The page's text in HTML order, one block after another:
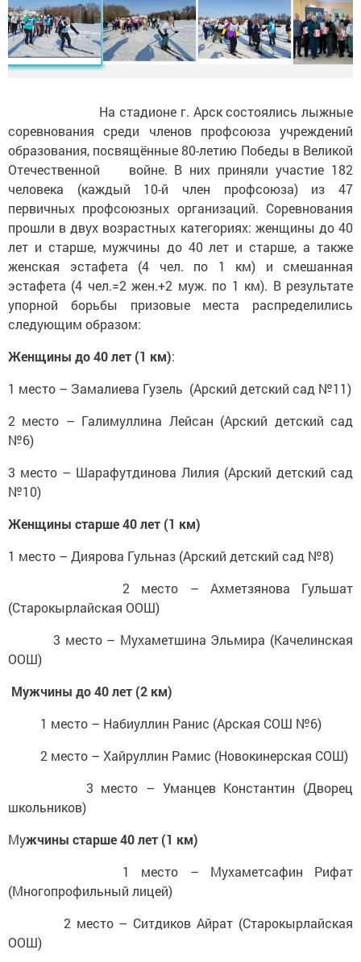
На стадионе г. Арск состоялись лыжные
соревнования среди членов профсоюза учреждений
образования, посвящённые 80-летию Победы в Великой
Отечественной войне. В них приняли участие 182
человека (каждый 10-й член профсоюза) из 47
первичных профсоюзных организаций. Соревнования
прошли в двух возрастных категориях: женщины до 40
лет и старше, мужчины до 40 лет и старше, а также
женская эстафета (4 чел. по 1 км) и смешанная
эстафета (4 чел.=2 жен.+2 муж. по 1 км). В результате
упорной борьбы призовые места распределились
следующим образом:
Женщины до 40 лет (1 км):
1 место – Замалиева Гузель (Арский детский сад №11)
2 место – Галимуллина Лейсан (Арский детский сад
№6)
3 место – Шарафутдинова Лилия (Арский детский сад
№10)
Женщины старше 40 лет (1 км)
1 место – Диярова Гульназ (Арский детский сад №8)
2 место – Ахметзянова Гульшат
(Старокырлайская ООШ)
3 место – Мухаметшина Эльмира (Качелинская
ООШ)
Мужчины до 40 лет (2 км)
1 место – Набиуллин Ранис (Арская СОШ №6)
2 место – Хайруллин Рамис (Новокинерская СОШ)
3 место – Уманцев Константин (Дворец
школьников)
Мужчины старше 40 лет (1 км)
1 место – Мухаметсафин Рифат
(Многопрофильный лицей)
2 место – Ситдиков Айрат (Старокырлайская
ООШ)